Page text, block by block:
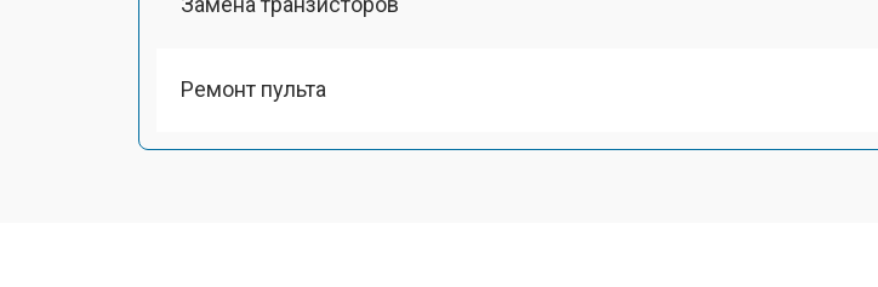
Ремонт пульта